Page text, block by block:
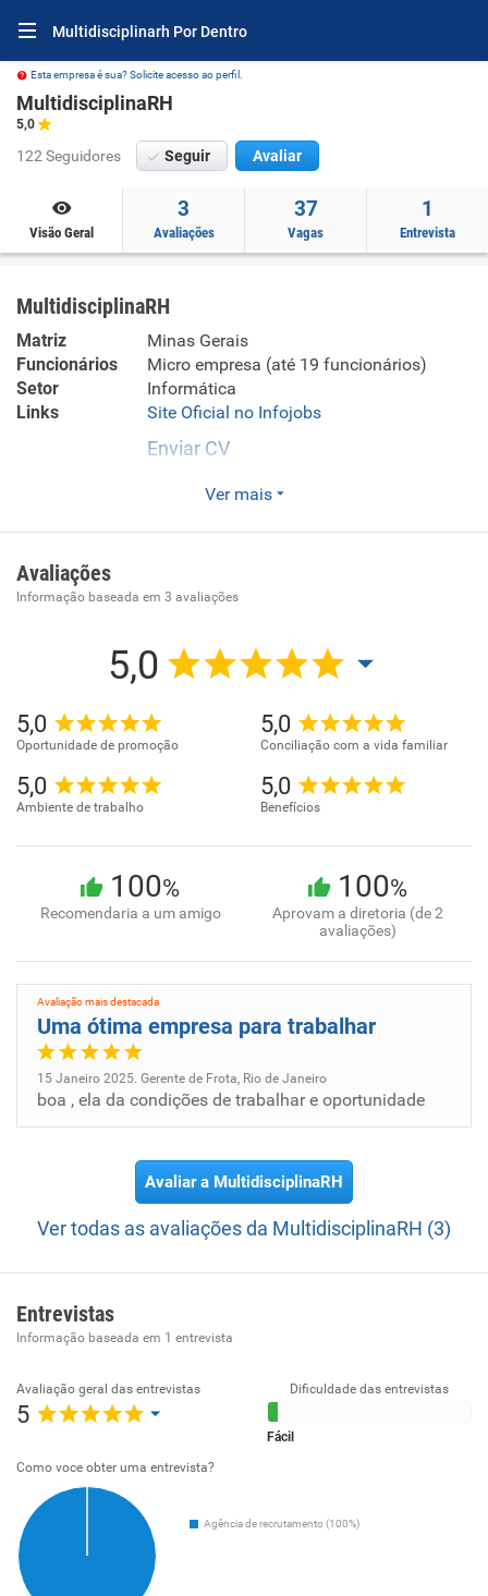
Multidisciplinarh Por Dentro
Esta empresa é sua? Solicite acesso ao perfil.
MultidisciplinaRH
5,0
122 Seguidores Seguir Avaliar
Visão Geral
3
Avaliações
37
Vagas
1
Entrevista
MultidisciplinaRH
Matriz
Minas Gerais
Funcionários
Micro empresa (até 19 funcionários)
Setor
Informática
Links
Site Oficial no Infojobs
Enviar CV
Empresa de Consultoria em RH Atendemos Micro e
pessoas e independente do resultado do processo seletivo.
Ver mais
Avaliações
Informação baseada em 3 avaliações
5,0
5,0
Oportunidade de promoção
5,0
Conciliação com a vida familiar
5,0
Ambiente de trabalho
5,0
Benefícios
100%
Recomendaria a um amigo
100%
Aprovam a diretoria (de 2
avaliações)
Avaliação mais destacada
Uma ótima empresa para trabalhar
15 Janeiro 2025. Gerente de Frota, Rio de Janeiro
boa , ela da condições de trabalhar e oportunidade
Avaliar a MultidisciplinaRH
Ver todas as avaliações da MultidisciplinaRH (3)
Entrevistas
Informação baseada em 1 entrevista
Avaliação geral das entrevistas
5
Dificuldade das entrevistas
Fácil
Como voce obter uma entrevista?
Agência de recrutamento (100%)